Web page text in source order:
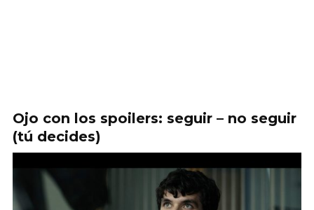
Ojo con los spoilers: seguir – no seguir
(tú decides)